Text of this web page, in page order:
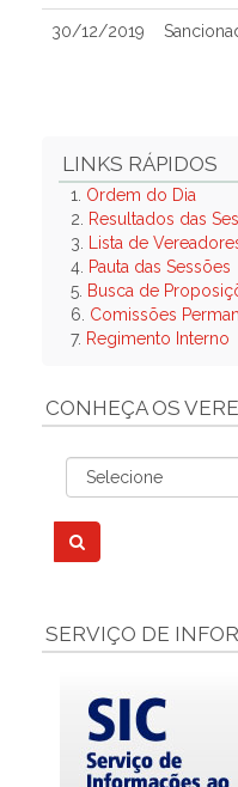
30/12/2019
LINKS RÁPIDOS
1. Ordem do Dia
2.
Resultados das
3.
Lista de
4. Pauta das Sessões
5. Busca de
6. Comissões
7. Regimento Interno
CONHEÇA OS
SERVIÇO DE